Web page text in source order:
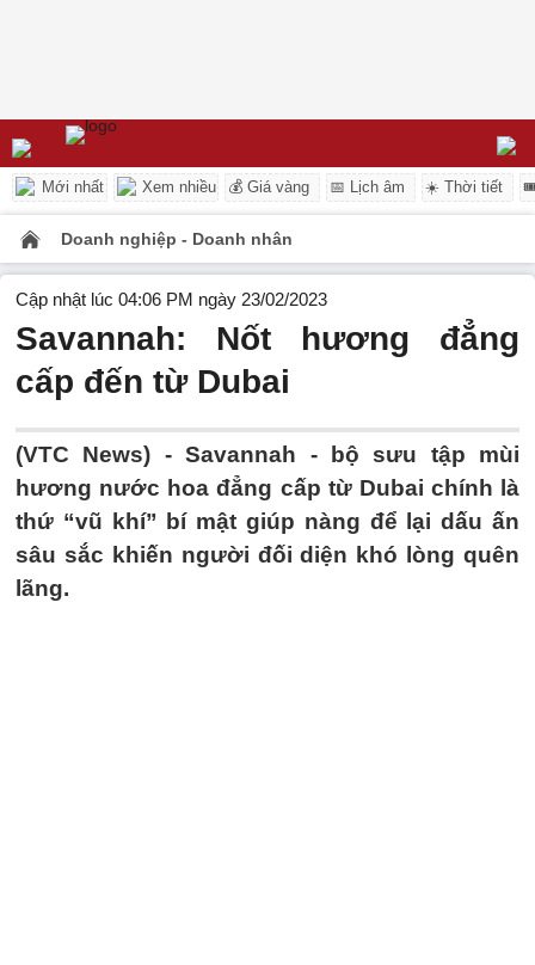
Mới nhất Xem nhiều 💰 Giá vàng 📅 Lịch âm ☀️ Thời tiết
Doanh nghiệp - Doanh nhân
Cập nhật lúc 04:06 PM ngày 23/02/2023
Savannah: Nốt hương đẳng
cấp đến từ Dubai
(VTC News) -Savannah - bộ sưu tập mùi
hương nước hoa đẳng cấp từ Dubai chính là
thứ “vũ khí” bí mật giúp nàng để lại dấu ấn
sâu sắc khiến người đối diện khó lòng quên
lãng.